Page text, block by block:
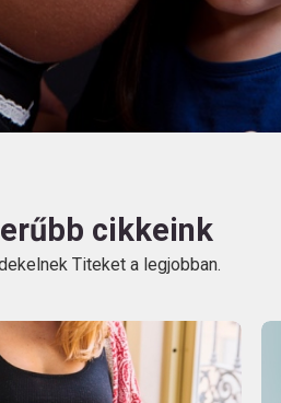
cikkeink
Titeket a legjobban.